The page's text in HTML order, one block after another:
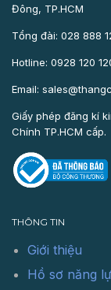
Đông, TP.HCM
Tổng đài: 028 888
Hotline: 0928 120
Email:
Giấy phép đăng kí
Chính TP.HCM cấp.
THÔNG TIN
Giới thiệu
Hồ sơ năng